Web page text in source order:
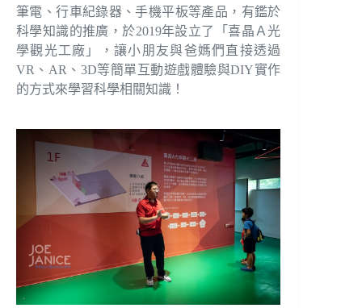
筆電、行車紀錄器、手機平板等產品，有鑑於
科學知識的推廣，於2019年設立了「喜晶Ａ光
學觀光工廠」，讓小朋友與爸媽們直接透過
VR、AR、3D等簡單互動遊戲體驗與DIY實作
的方式來學習科學相關知識！